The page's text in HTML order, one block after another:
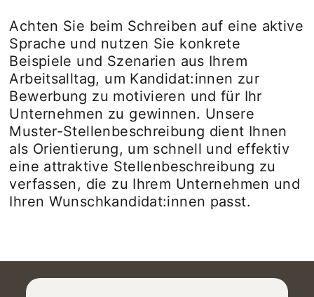
Achten Sie beim Schreiben auf eine aktive
Sprache und nutzen Sie konkrete
Beispiele und Szenarien aus Ihrem
Arbeitsalltag, um Kandidat:innen zur
Bewerbung zu motivieren und für Ihr
Unternehmen zu gewinnen. Unsere
Muster-Stellenbeschreibung dient Ihnen
als Orientierung, um schnell und effektiv
eine attraktive Stellenbeschreibung zu
verfassen, die zu Ihrem Unternehmen und
Ihren Wunschkandidat:innen passt.